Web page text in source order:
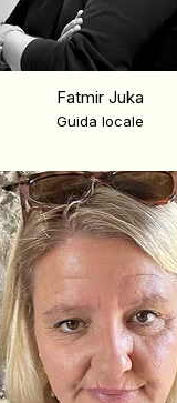
Fatmir Juka
Guida locale